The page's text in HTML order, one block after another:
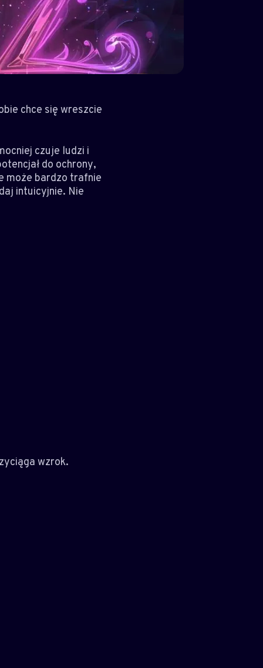
chce się wreszcie
czuje ludzi i
do ochrony,
może bardzo trafnie
intuicyjnie. Nie
wzrok.